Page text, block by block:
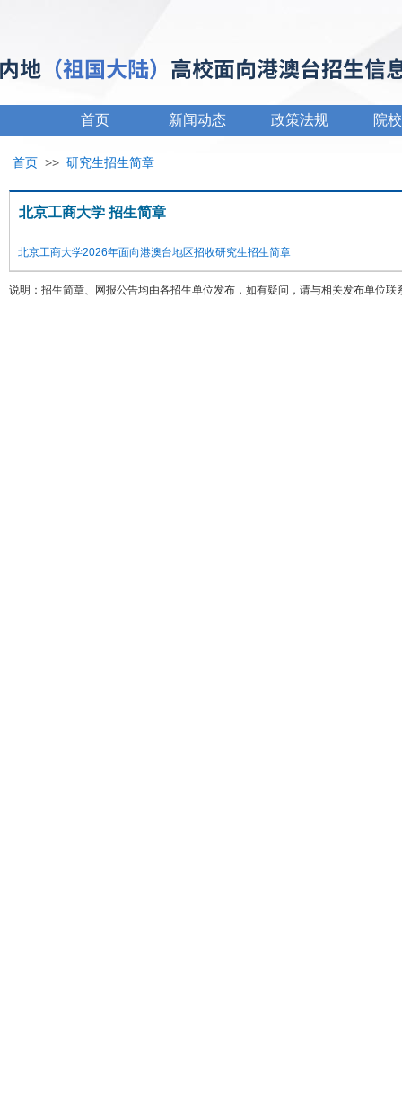
首页 新闻动态 政策法规 院
首页 >> 研究生招生简章
北京工商大学 招生简章
北京工商大学2026年面向港澳台地区招收研究生招生简章
说明：招生简章、网报公告均由各招生单位发布，如有疑问，请与相关发布单位